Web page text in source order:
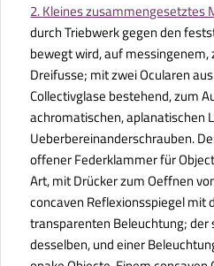
2. Kleines zusammengesetztes
durch Triebwerk gegen den
bewegt wird, auf
Dreifusse; mit zwei Ocularen
Collectivglase bestehend, zum
achromatischen, aplanatischen
Ueberbereinanderschrauben.
offener Federklammer für
Art, mit Drücker zum Oeffnen
concaven Reflexionsspiegel mit
transparenten Beleuchtung; der
desselben, und einer